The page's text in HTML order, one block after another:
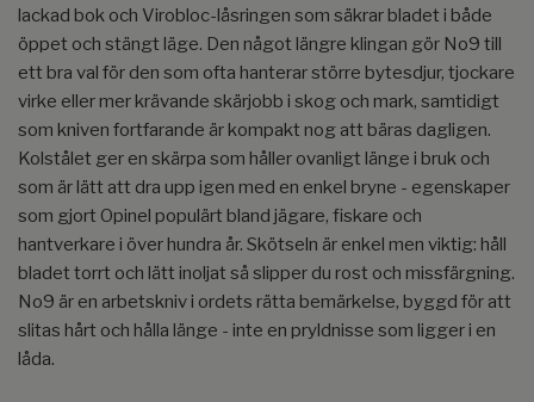
lackad bok och Virobloc-låsringen som säkrar bladet i både
öppet och stängt läge. Den något längre klingan gör No9 till
ett bra val för den som ofta hanterar större bytesdjur, tjockare
virke eller mer krävande skärjobb i skog och mark, samtidigt
som kniven fortfarande är kompakt nog att bäras dagligen.
Kolstålet ger en skärpa som håller ovanligt länge i bruk och
som är lätt att dra upp igen med en enkel bryne - egenskaper
som gjort Opinel populärt bland jägare, fiskare och
hantverkare i över hundra år. Skötseln är enkel men viktig: håll
bladet torrt och lätt inoljat så slipper du rost och missfärgning.
No9 är en arbetskniv i ordets rätta bemärkelse, byggd för att
slitas hårt och hålla länge - inte en pryldnisse som ligger i en
låda.